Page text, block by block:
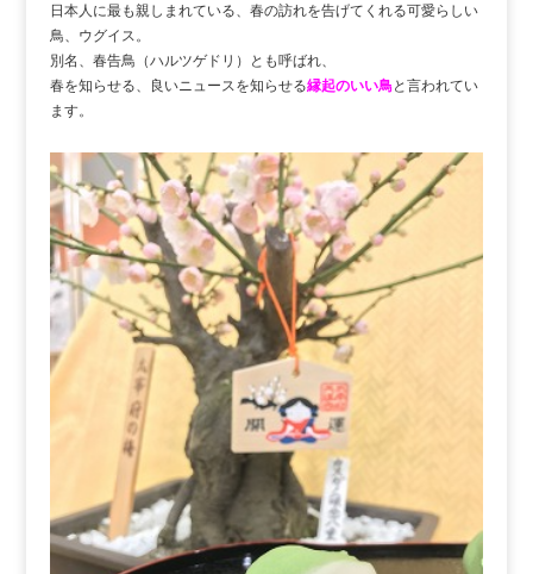
日本人に最も親しまれている、春の訪れを告げてくれる可愛らしい
鳥、ウグイス。
別名、春告鳥（ハルツゲドリ）とも呼ばれ、
春を知らせる、良いニュースを知らせる縁起のいい鳥と言われてい
ます。